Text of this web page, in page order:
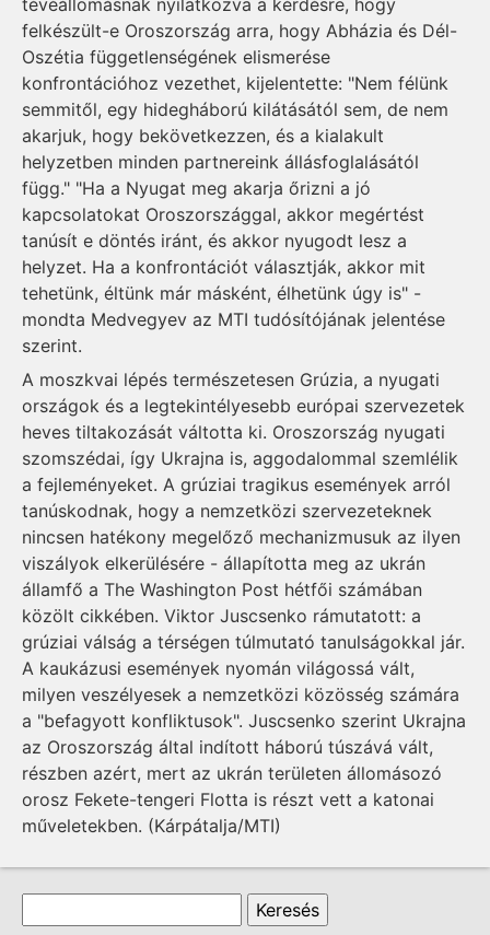
felkészült-e Oroszország arra, hogy Abházia és Dél-
Oszétia függetlenségének elismerése
konfrontációhoz vezethet, kijelentette: "Nem félünk
semmitől, egy hidegháború kilátásától sem, de nem
akarjuk, hogy bekövetkezzen, és a kialakult
helyzetben minden partnereink állásfoglalásától
függ." "Ha a Nyugat meg akarja őrizni a jó
kapcsolatokat Oroszországgal, akkor megértést
tanúsít e döntés iránt, és akkor nyugodt lesz a
helyzet. Ha a konfrontációt választják, akkor mit
tehetünk, éltünk már másként, élhetünk úgy is" -
mondta Medvegyev az MTI tudósítójának jelentése
szerint.
A moszkvai lépés természetesen Grúzia, a nyugati
országok és a legtekintélyesebb európai szervezetek
heves tiltakozását váltotta ki. Oroszország nyugati
szomszédai, így Ukrajna is, aggodalommal szemlélik
a fejleményeket. A grúziai tragikus események arról
tanúskodnak, hogy a nemzetközi szervezeteknek
nincsen hatékony megelőző mechanizmusuk az ilyen
viszályok elkerülésére - állapította meg az ukrán
államfő a The Washington Post hétfői számában
közölt cikkében. Viktor Juscsenko rámutatott: a
grúziai válság a térségen túlmutató tanulságokkal jár.
A kaukázusi események nyomán világossá vált,
milyen veszélyesek a nemzetközi közösség számára
a "befagyott konfliktusok". Juscsenko szerint Ukrajna
az Oroszország által indított háború túszává vált,
részben azért, mert az ukrán területen állomásozó
orosz Fekete-tengeri Flotta is részt vett a katonai
műveletekben. (Kárpátalja/MTI)
Keresés űrlap